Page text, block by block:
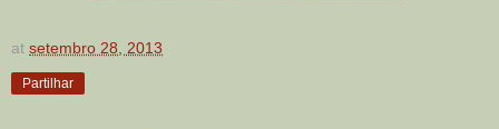
at setembro 28, 2013
Partilhar